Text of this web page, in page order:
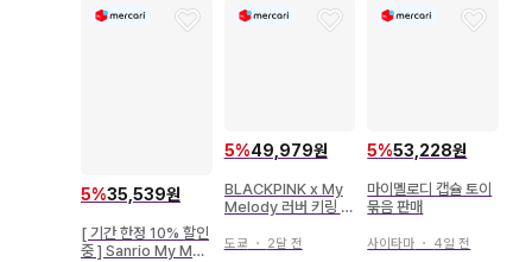
5%35,539원
[ 기간 한정 10% 할인
중 ] Sanrio My Mel
5%49,979원
BLACKPINK x My
Melody 러버 키링 마
도쿄 ・ 2달 전
5%53,228원
마이멜로디 캡슐 토이
묶음 판매
사이타마 ・ 4일 전